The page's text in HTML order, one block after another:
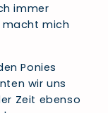
immer
macht mich
Ponies
wir uns
Zeit ebenso